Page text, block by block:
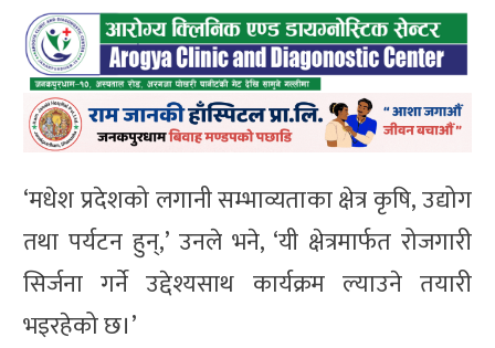
‘मधेश प्रदेशको लगानी सम्भाव्यताका क्षेत्र कृषि, उद्योग
तथा पर्यटन हुन्,’ उनले भने, ‘यी क्षेत्रमार्फत रोजगारी
सिर्जना गर्ने उद्देश्यसाथ कार्यक्रम ल्याउने तयारी
भइरहेको छ।’